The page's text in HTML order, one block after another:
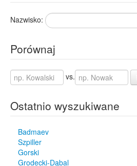
Nazwisko:
Porównaj
vs.
Ostatnio wyszukiwane
Badmaev
Szpiller
Gorski
Grodecki-Dąbal